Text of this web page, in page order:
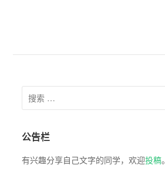
Search for:
公告栏
有兴趣分享自己文字的同学，欢迎投稿。